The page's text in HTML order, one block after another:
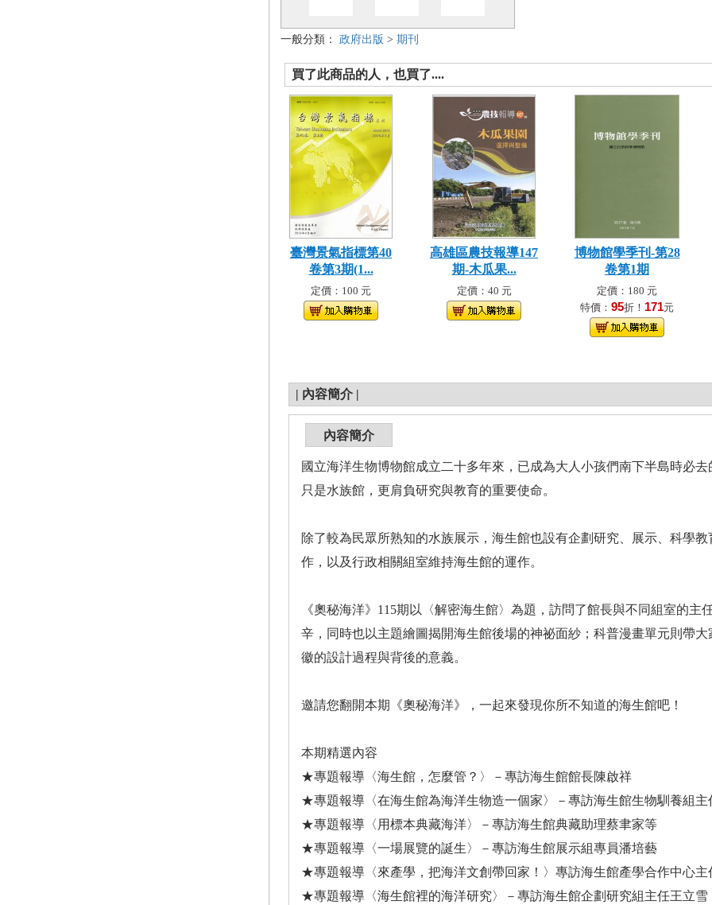
一般分類： 政府出版 > 期刊
買了此商品的人，也買了....
臺灣景氣指標第40
卷第3期(1...
定價：100 元
高雄區農技報導147
期-木瓜果...
定價：40 元
博物館學季刊-第28
卷第1期
定價：180 元
特價： 95折！ 171元
| 內容簡介 |
內容簡介
國立海洋生物博物館成立二十多年來，已成為大人小孩們南下半島時必
只是水族館，更肩負研究與教育的重要使命。
除了較為民眾所熟知的水族展示，海生館也設有企劃研究、展示、科學
作，以及行政相關組室維持海生館的運作。
《奧秘海洋》115期以〈解密海生館〉為題，訪問了館長與不同組室的
辛，同時也以主題繪圖揭開海生館後場的神祕面紗；科普漫畫單元則帶
徽的設計過程與背後的意義。
邀請您翻開本期《奧秘海洋》，一起來發現你所不知道的海生館吧！
本期精選內容
★專題報導〈海生館，怎麼管？〉－專訪海生館館長陳啟祥
★專題報導〈在海生館為海洋生物造一個家〉－專訪海生館生物馴養組主
★專題報導〈用標本典藏海洋〉－專訪海生館典藏助理蔡聿家等
★專題報導〈一場展覽的誕生〉－專訪海生館展示組專員潘培藝
★專題報導〈來產學，把海洋文創帶回家！〉專訪海生館產學合作中心主
★專題報導〈海生館裡的海洋研究〉－專訪海生館企劃研究組主任王立雪